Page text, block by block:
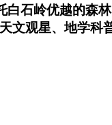
石岭优越的森
文观星、地学科